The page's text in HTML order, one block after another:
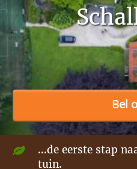
Bel
...de eerste stap
tuin.